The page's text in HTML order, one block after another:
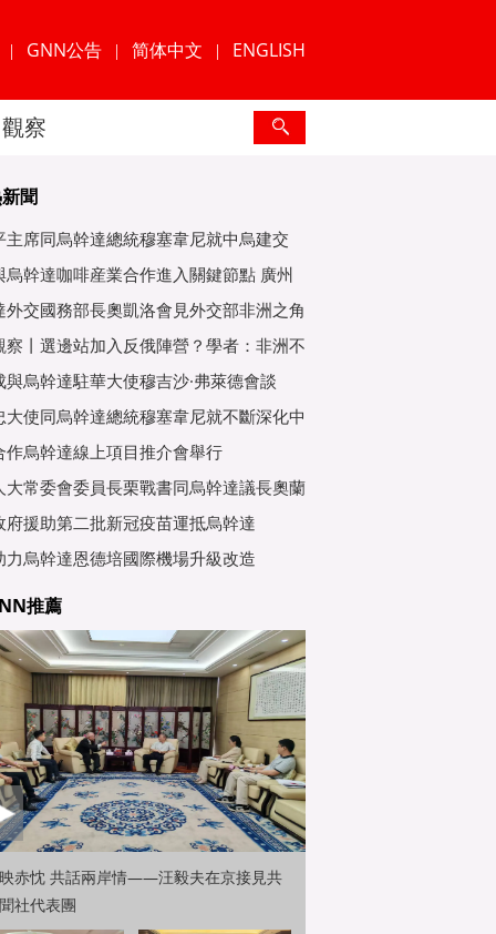
| GNN公告 | 简体中文 | ENGLISH
觀察
聞
主席同烏幹達總統穆塞韋尼就中烏建交
互緻
烏幹達咖啡産業合作進入關鍵節點 廣州
重
外交國務部長奧凱洛會見外交部非洲之角
使
察丨選邊站加入反俄陣營？學者：非洲不
與烏幹達駐華大使穆吉沙·弗萊德會談
大使同烏幹達總統穆塞韋尼就不斷深化中
關
作烏幹達線上項目推介會舉行
大常委會委員長栗戰書同烏幹達議長奧蘭
會
府援助第二批新冠疫苗運抵烏幹達
力烏幹達恩德培國際機場升級改造
推薦
赤忱 共話兩岸情——汪毅夫在京接見共
社代表團